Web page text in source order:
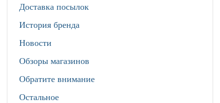
Доставка посылок
История бренда
Новости
Обзоры магазинов
Обратите внимание
Остальное